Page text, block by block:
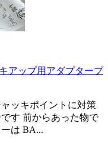
アップ用アダプタープ
ッキポイントに対策
す 前からあった物で
は BA...